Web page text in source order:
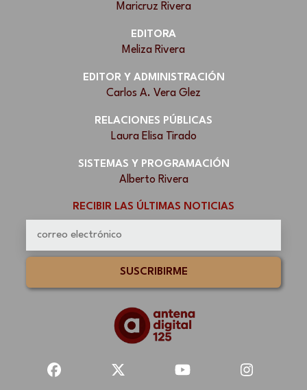
Maricruz Rivera
EDITORA
Meliza Rivera
EDITOR Y ADMINISTRACIÓN
Carlos A. Vera Glez
RELACIONES PÚBLICAS
Laura Elisa Tirado
SISTEMAS Y PROGRAMACIÓN
Alberto Rivera
RECIBIR LAS ÚLTIMAS NOTICIAS
SUSCRIBIRME